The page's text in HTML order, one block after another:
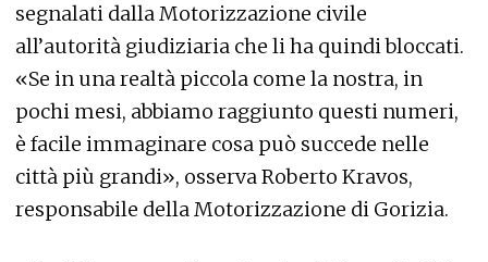
segnalati dalla Motorizzazione civile
all’autorità giudiziaria che li ha quindi bloccati.
«Se in una realtà piccola come la nostra, in
pochi mesi, abbiamo raggiunto questi numeri,
è facile immaginare cosa può succede nelle
città più grandi», osserva Roberto Kravos,
responsabile della Motorizzazione di Gorizia.